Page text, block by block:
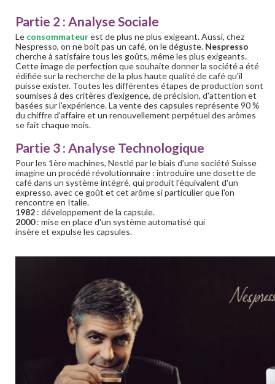
Partie 2 : Analyse Sociale
Le consommateurest de plus ne plus exigeant. Aussi, chez
Nespresso, on ne boit pas un café, on le déguste. Nespresso
cherche à satisfaire tous les goûts, même les plus exigeants.
Cette image de perfection que souhaite donner la société a été
édifiée sur la recherche de la plus haute qualité de café qu'il
puisse exister. Toutes les différentes étapes de production sont
soumises à des critères d'exigence, de précision, d'attention et
basées sur l'expérience. La vente des capsules représente 90 %
du chiffre d'affaire et un renouvellement perpétuel des arômes
se fait chaque mois.
Partie 3 : Analyse Technologique
Pour les 1ère machines, Nestlé par le biais d’une société Suisse
imagine un procédé révolutionnaire : introduire une dosette de
café dans un système intégré, qui produit l'équivalent d'un
expresso, avec ce goût et cet arôme si particulier que l'on
rencontre en Italie.
1982 : développement de la capsule.
2000: mise en place d'un système automatisé qui
insère et expulse les capsules.